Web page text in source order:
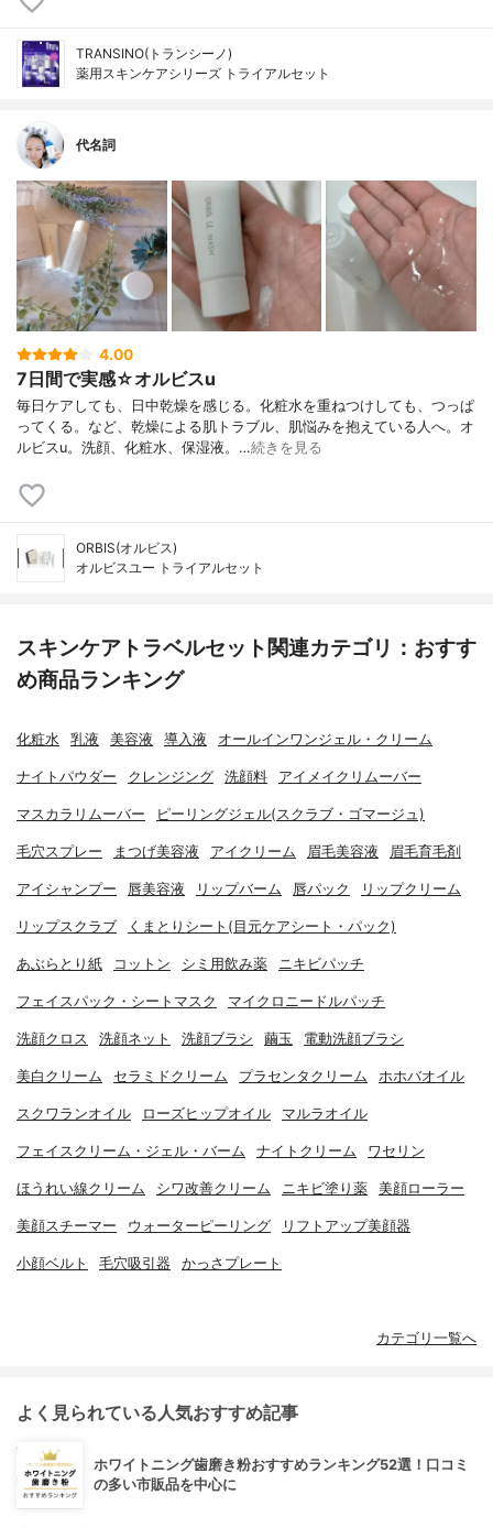
TRANSINO(トランシーノ)
薬用スキンケアシリーズ トライアルセット
代名詞
4.00
7日間で実感☆オルビスu
毎日ケアしても、日中乾燥を感じる。化粧水を重ねつけしても、つっぱ
ってくる。など、乾燥による肌トラブル、肌悩みを抱えている人へ。オ
ルビスu。洗顔、化粧水、保湿液。…続きを見る
ORBIS(オルビス)
オルビスユー トライアルセット
スキンケアトラベルセット関連カテゴリ：おすす
め商品ランキング
化粧水 乳液 美容液 導入液 オールインワンジェル・クリーム
ナイトパウダー クレンジング 洗顔料 アイメイクリムーバー
マスカラリムーバー ピーリングジェル(スクラブ・ゴマージュ)
毛穴スプレー まつげ美容液 アイクリーム 眉毛美容液 眉毛育毛剤
アイシャンプー 唇美容液 リップバーム 唇パック リップクリーム
リップスクラブ くまとりシート(目元ケアシート・パック)
あぶらとり紙 コットン シミ用飲み薬 ニキビパッチ
フェイスパック・シートマスク マイクロニードルパッチ
洗顔クロス 洗顔ネット 洗顔ブラシ 繭玉 電動洗顔ブラシ
美白クリーム セラミドクリーム プラセンタクリーム ホホバオイル
スクワランオイル ローズヒップオイル マルラオイル
フェイスクリーム・ジェル・バーム ナイトクリーム ワセリン
ほうれい線クリーム シワ改善クリーム ニキビ塗り薬 美顔ローラー
美顔スチーマー ウォーターピーリング リフトアップ美顔器
小顔ベルト 毛穴吸引器 かっさプレート
カテゴリ一覧へ
よく見られている人気おすすめ記事
ホワイトニング歯磨き粉おすすめランキング52選！口コミ
の多い市販品を中心に